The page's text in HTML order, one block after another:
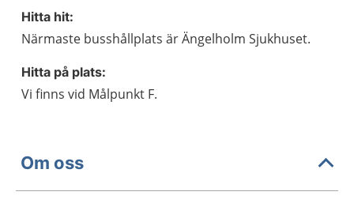
Hitta hit:
Närmaste busshållplats är Ängelholm Sjukhuset.
Hitta på plats:
Vi finns vid Målpunkt F.
Om oss